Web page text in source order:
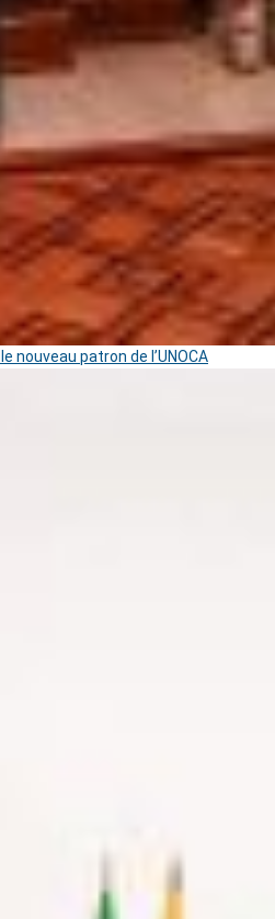
nouveau patron de l’UNOCA